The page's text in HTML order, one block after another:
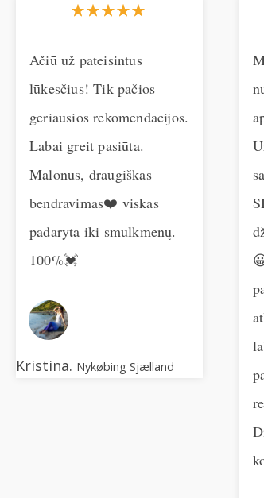
Ačiū už pateisintus
lūkesčius! Tik pačios
geriausios rekomendacijos.
Labai greit pasiūta.
Malonus, draugiškas
bendravimas❤️ viskas
padaryta iki smulkmenų.
100%💓
Kristina. Nykøbing Sjælland